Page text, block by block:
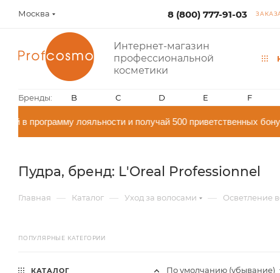
Москва 8 (800) 777-91-03
Интернет-магазин
профессиональной
косметики
Бренды: B C D E F
в программу лояльности и получай 500 приветственных
Пудра, бренд: L'Oreal Professionnel
Главная — Каталог — Уход за волосами — Осветление
ПОПУЛЯРНЫЕ КАТЕГОРИИ
По умолчанию (убывание)
КАТАЛОГ